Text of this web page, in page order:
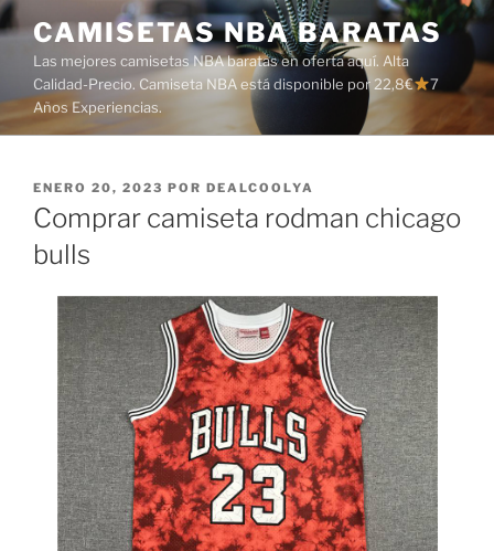
Saltar
al
contenido
CAMISETAS NBA BARATAS
Las mejores camisetas NBA baratas en oferta aquí. Alta
Calidad-Precio. Camiseta NBA está disponible por 22,8€
7
Años Experiencias.
PUBLICADO
EL
ENERO 20, 2023 POR DEALCOOLYA
Comprar camiseta rodman chicago
bulls